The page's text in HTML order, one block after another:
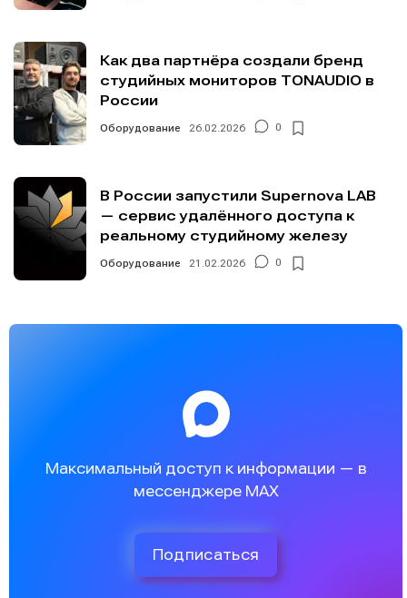
Как два партнёра создали бренд
студийных мониторов TONAUDIO в
России
Оборудование 26.02.2026 0
В России запустили Supernova LAB
— сервис удалённого доступа к
реальному студийному железу
Оборудование 21.02.2026 0
Максимальный доступ к информации — в
мессенджере MAX
Подписаться